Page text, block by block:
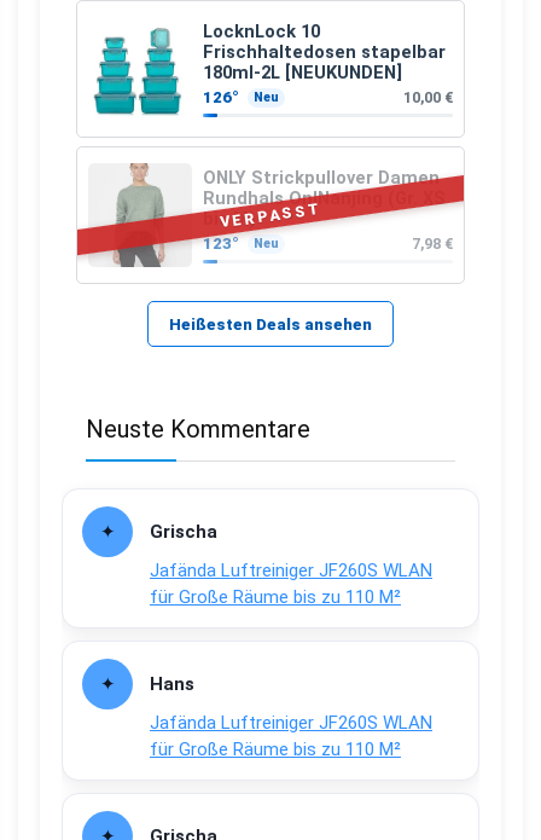
LocknLock 10
Frischhaltedosen stapelbar
180ml-2L [NEUKUNDEN]
126° Neu 10,00 €
VERPASST
ONLY Strickpullover Damen
Rundhals OnlNanjing (Gr. XS
bis M)
123° Neu 7,98 €
Heißesten Deals ansehen
Neuste Kommentare
Grischa
Jafända Luftreiniger JF260S WLAN
für Große Räume bis zu 110 M²
Hans
Jafända Luftreiniger JF260S WLAN
für Große Räume bis zu 110 M²